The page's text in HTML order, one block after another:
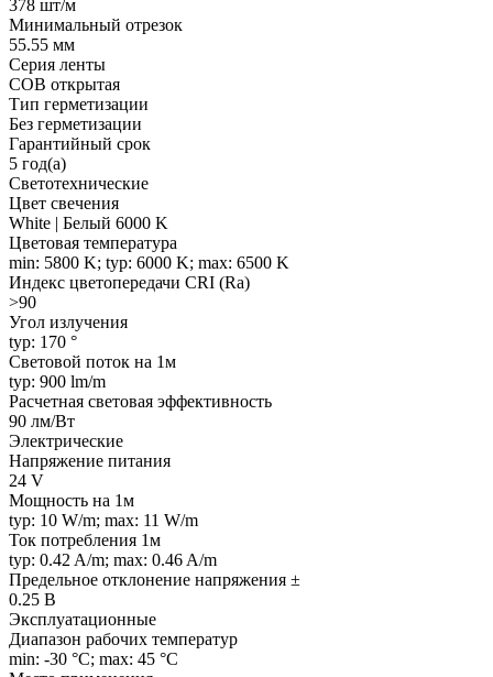
378 шт/м
Минимальный отрезок
55.55 мм
Серия ленты
COB открытая
Тип герметизации
Без герметизации
Гарантийный срок
5 год(а)
Светотехнические
Цвет свечения
White | Белый 6000 K
Цветовая температура
min: 5800 K; typ: 6000 K; max: 6500 K
Индекс цветопередачи CRI (Ra)
>90
Угол излучения
typ: 170 °
Световой поток на 1м
typ: 900 lm/m
Расчетная световая эффективность
90 лм/Вт
Электрические
Напряжение питания
24 V
Мощность на 1м
typ: 10 W/m; max: 11 W/m
Ток потребления 1м
typ: 0.42 A/m; max: 0.46 A/m
Предельное отклонение напряжения ±
0.25 В
Эксплуатационные
Диапазон рабочих температур
min: -30 °C; max: 45 °C